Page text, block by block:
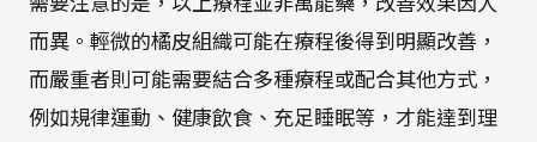
而異。輕微的橘皮組織可能在療程後得到明顯改善，
而嚴重者則可能需要結合多種療程或配合其他方式，
例如規律運動、健康飲食、充足睡眠等，才能達到理